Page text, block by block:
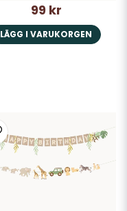
99 kr
LÄGG I VARUKORGEN